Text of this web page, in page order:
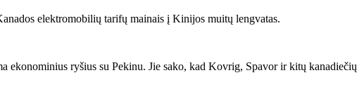
elektromobilių tarifų mainais į Kinijos muitų lengvatas.
ryšius su Pekinu. Jie sako, kad Kovrig, Spavor ir kitų kanadiečių